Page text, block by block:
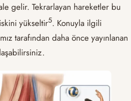
gelir. Tekrarlayan hareketler bu
yükseltir​5​. Konuyla ilgili
tarafından daha önce yayınlanan